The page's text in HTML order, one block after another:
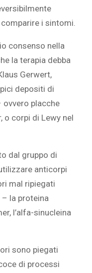
i sintomi.
consenso nella
la terapia debba
Gerwert,
depositi di
ovvero placche
o corpi di Lewy nel
dal gruppo di
anticorpi
mal ripiegati
la proteina
l’alfa-sinucleina
sono piegati
di processi